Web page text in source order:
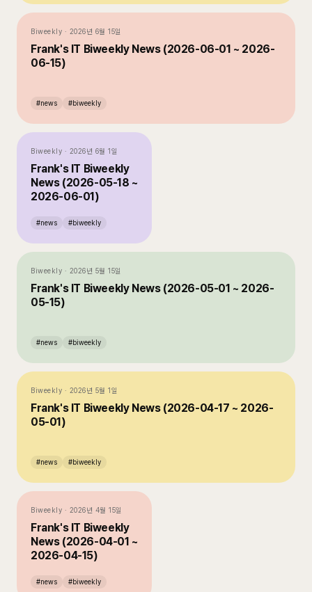
Biweekly · 2026년 6월 15일
Frank's IT Biweekly News (2026-06-01 ~ 2026-
06-15)
#news #biweekly
Biweekly · 2026년 6월 1일
Frank's IT Biweekly
News (2026-05-18 ~
2026-06-01)
#news #biweekly
Biweekly · 2026년 5월 15일
Frank's IT Biweekly News (2026-05-01 ~ 2026-
05-15)
#news #biweekly
Biweekly · 2026년 5월 1일
Frank's IT Biweekly News (2026-04-17 ~ 2026-
05-01)
#news #biweekly
Biweekly · 2026년 4월 15일
Frank's IT Biweekly
News (2026-04-01 ~
2026-04-15)
#news #biweekly